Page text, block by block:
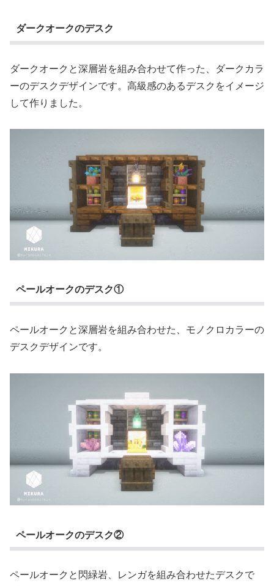
ダークオークのデスク
ダークオークと深層岩を組み合わせて作った、ダークカラ
ーのデスクデザインです。高級感のあるデスクをイメージ
して作りました。
ペールオークのデスク①
ペールオークと深層岩を組み合わせた、モノクロカラーの
デスクデザインです。
ペールオークのデスク②
ペールオークと閃緑岩、レンガを組み合わせたデスクで